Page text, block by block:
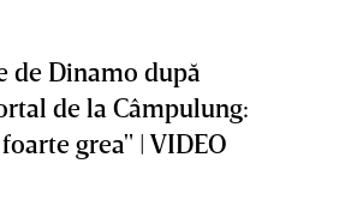
de Dinamo după
de la Câmpulung:
grea" | VIDEO